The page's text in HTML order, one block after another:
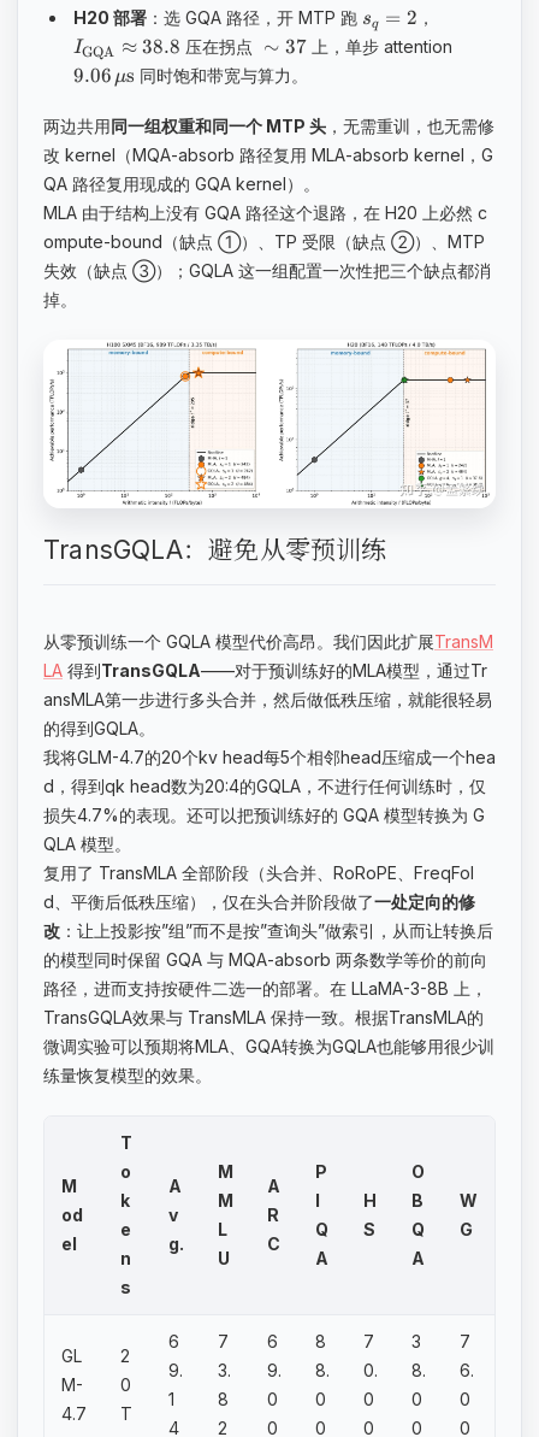
H20 部署：选 GQA 路径，开 MTP 跑 sq = 2 ，
IGQA ≈ 38.8 压在拐点 ∼ 37上，单步 attention
​9.06 μs 同时饱和带宽与算力。
两边共用同一组权重和同一个 MTP 头 ，无需重训，也无需修
改 kernel（MQA-absorb 路径复用 MLA-absorb kernel，G
QA 路径复用现成的 GQA kernel）。
MLA 由于结构上没有 GQA 路径这个退路，在 H20 上必然 c
ompute-bound（缺点 ①）、TP 受限（缺点 ②）、MTP
失效（缺点 ③）；GQLA 这一组配置一次性把三个缺点都消
掉。
TransGQLA：避免从零预训练
从零预训练一个 GQLA 模型代价高昂。我们因此扩展TransM
LA 得到TransGQLA——对于预训练好的MLA模型，通过Tr
ansMLA第一步进行多头合并，然后做低秩压缩，就能很轻易
的得到GQLA。
我将GLM-4.7的20个kv head每5个相邻head压缩成一个hea
d，得到qk head数为20:4的GQLA，不进行任何训练时，仅
损失4.7%的表现。还可以把预训练好的 GQA 模型转换为 G
QLA 模型。
复用了 TransMLA 全部阶段（头合并、RoRoPE、FreqFol
d、平衡后低秩压缩），仅在头合并阶段做了一处定向的修
改 ：让上投影按”组”而不是按”查询头”做索引，从而让转换后
的模型同时保留 GQA 与 MQA-absorb 两条数学等价的前向
路径，进而支持按硬件二选一的部署。在 LLaMA-3-8B 上，
TransGQLA效果与 TransMLA 保持一致。根据TransMLA的
微调实验可以预期将MLA、GQA转换为GQLA也能够用很少训
练量恢复模型的效果。
M
od
el
T
o
k
e
n
s
A
v
g.
M
M
L
U
A
R
C
P
I
Q
A
H
S
O
B
Q
A
W
G
GL
M-
4.7
2
0
T
6
9.
1
4
7
3.
8
2
6
9.
0
0
8
8.
0
0
7
0.
0
0
3
8.
0
0
7
6.
0
0